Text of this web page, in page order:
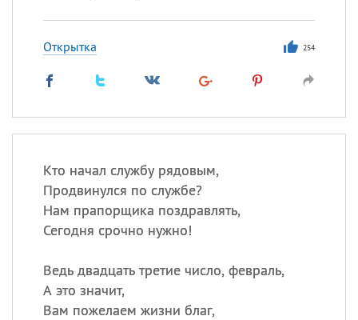
Открытка 254
Кто начал службу рядовым,
Продвинулся по службе?
Нам прапорщика поздравлять,
Сегодня срочно нужно!
Ведь двадцать третие число, февраль,
А это значит,
Вам пожелаем жизни благ,